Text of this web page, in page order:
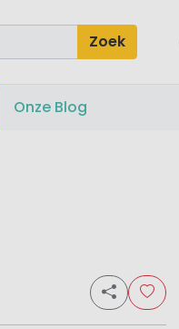
Zoek
Onze Blog